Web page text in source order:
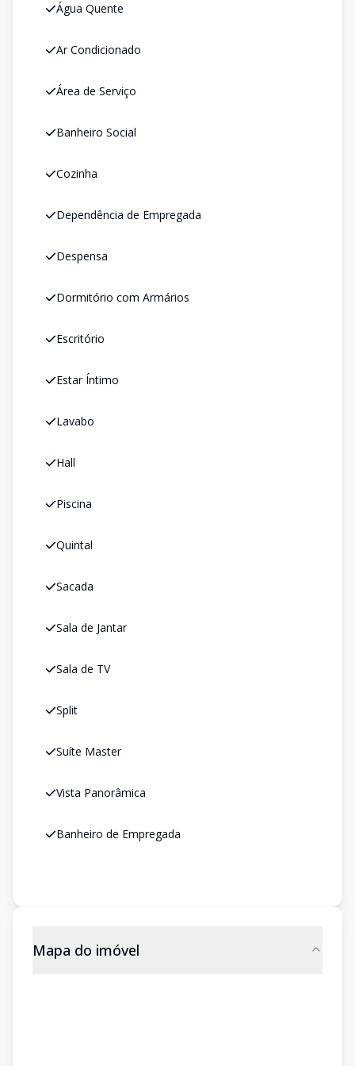
Água Quente
Ar Condicionado
Área de Serviço
Banheiro Social
Cozinha
Dependência de Empregada
Despensa
Dormitório com Armários
Escritório
Estar Íntimo
Lavabo
Hall
Piscina
Quintal
Sacada
Sala de Jantar
Sala de TV
Split
Suíte Master
Vista Panorâmica
Banheiro de Empregada
Mapa do imóvel